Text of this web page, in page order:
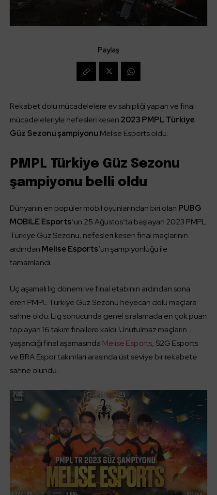
Paylaş
Rekabet dolu mücadelelere ev sahipliği yapan ve final
mücadeleleriyle nefesleri kesen 2023 PMPL Türkiye
Güz Sezonu şampiyonu Melise Esports oldu.
PMPL Türkiye Güz Sezonu
şampiyonu belli oldu
Dünyanın en popüler mobil oyunlarından biri olan PUBG
MOBILE Esports’un 25 Ağustos’ta başlayan 2023 PMPL
Türkiye Güz Sezonu, nefesleri kesen final maçlarının
ardından Melise Esports’un şampiyonluğu ile
tamamlandı.
Üç aşamalı lig dönemi ve final etabının ardından sona
eren PMPL Türkiye Güz Sezonu heyecan dolu maçlara
sahne oldu. Lig sonucunda genel sıralamada en çok puan
toplayan 16 takım finallere kaldı. Unutulmaz maçların
yaşandığı final aşamasında Melise Esports, S2G Esports
ve BRA Espor takımları arasında üst seviye bir rekabete
sahne olundu.